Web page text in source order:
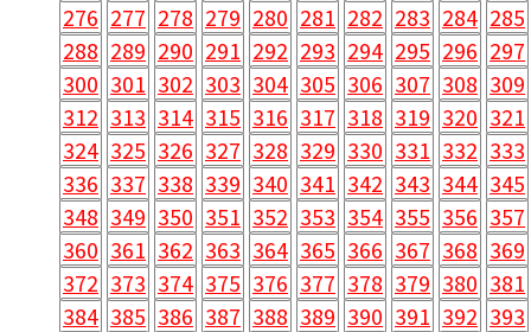
276 277 278 279 280 281 282 283 284 285
288 289 290 291 292 293 294 295 296 297
300 301 302 303 304 305 306 307 308 309
312 313 314 315 316 317 318 319 320 321
324 325 326 327 328 329 330 331 332 333
336 337 338 339 340 341 342 343 344 345
348 349 350 351 352 353 354 355 356 357
360 361 362 363 364 365 366 367 368 369
372 373 374 375 376 377 378 379 380 381
384 385 386 387 388 389 390 391 392 393